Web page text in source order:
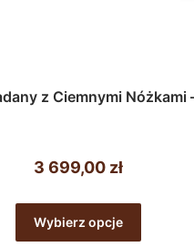
z Ciemnymi Nóżkami
3 699,00 zł
Wybierz opcje
ma